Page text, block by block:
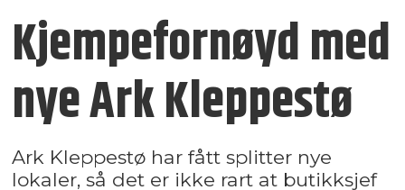
Kjempefornøyd med
nye Ark Kleppestø
Ark Kleppestø har fått splitter nye
lokaler, så det er ikke rart at butikksjef